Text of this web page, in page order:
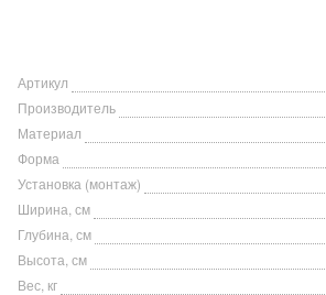
Артикул
Производитель
Материал
Форма
Установка (монтаж)
Ширина, см
Глубина, см
Высота, см
Вес, кг